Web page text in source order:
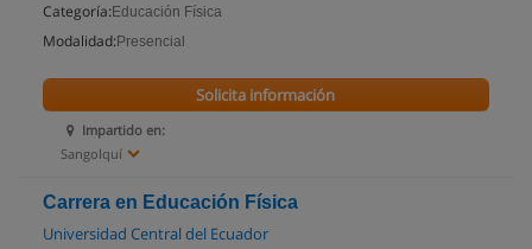
Categoría: Educación Física
Modalidad: Presencial
Impartido en:
Sangolquí
Solicita información
Carrera en Educación Física
Universidad Central del Ecuador